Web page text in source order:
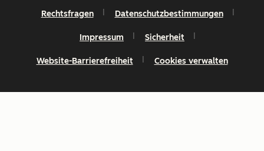
Rechtsfragen Datenschutzbestimmungen
Impressum Sicherheit
Website-Barrierefreiheit Cookies verwalten